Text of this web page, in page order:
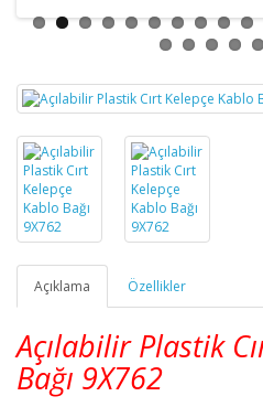
Açıklama Özellikler
Açılabilir Plastik
Bağı 9X762